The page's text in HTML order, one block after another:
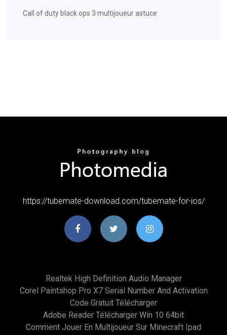
Call of duty black ops 3 multijoueur astuce
https://tubemate-download.com/tubemate-for-ios/
Realtek High Definition Audio Manager
Corel Paintshop Pro X7 Serial Number And Activation
Code Gratuit Télécharger
Adobe Reader Télécharger Win 10 64bit
Comment Jouer En Multijoueur Sur Minecraft Ipad